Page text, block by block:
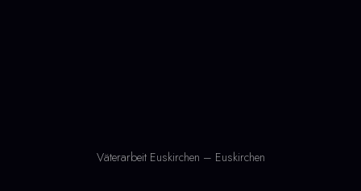
Väterarbeit Euskirchen – Euskirchen